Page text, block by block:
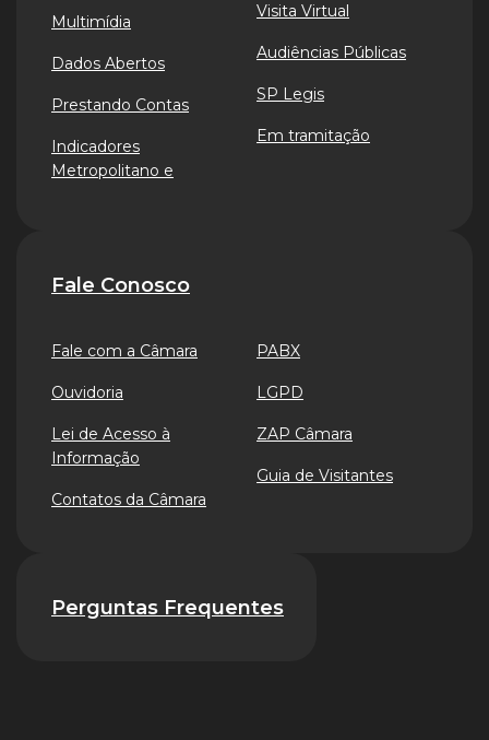
Multimídia
Dados Abertos
Prestando Contas
Indicadores
Metropolitano e
Visita Virtual
Audiências Públicas
SP Legis
Em tramitação
Fale Conosco
Fale com a Câmara
Ouvidoria
Lei de Acesso à
Informação
Contatos da Câmara
PABX
LGPD
ZAP Câmara
Guia de Visitantes
Perguntas Frequentes